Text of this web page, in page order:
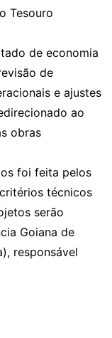
Tesouro
de economia
de
e ajustes
ao
obras
foi feita pelos
técnicos
serão
Goiana de
responsável